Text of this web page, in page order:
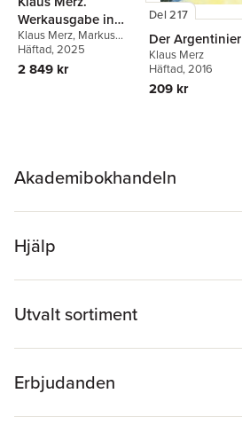
Werkausgabe in
neun Bänden
Klaus Merz, Markus
Bundi
Häftad, 2025
2 849 kr
Del 217
Der Argentinier
Klaus Merz
Häftad, 2016
209 kr
Akademibokhandeln
Hjälp
Utvalt sortiment
Erbjudanden